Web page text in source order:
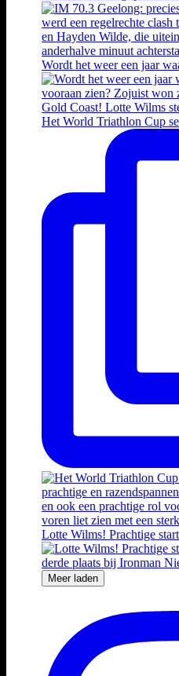
Wordt het weer een jaar
Het World Triathlon Cup
Lotte Wilms! Prachtige
Meer laden